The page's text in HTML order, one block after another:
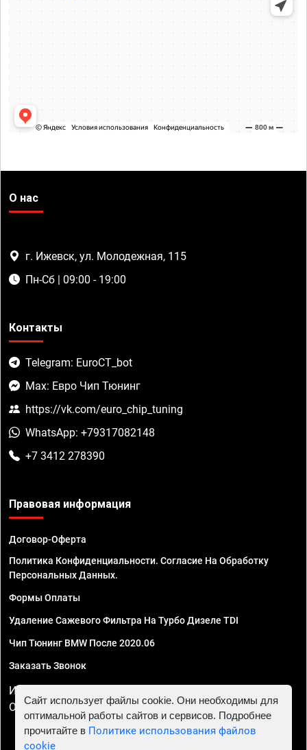
О нас
г. Ижевск, ул. Молодежная, 115
Пн-Сб | 09:00 - 19:00
Контакты
Telegram: EuroCT_bot
Max: Евро Чип Тюнинг
https://vk.com/euro_chip_tuning
WhatsApp: +79317082148
+7 3412 278390
Правовая информация
Договор-Оферта
Политика Конфиденциальности. Согласие На Обработку
Персональных Данных.
Формы Оплаты
Удаление Сажевого Фильтра На Турбо Дизеле TDI
Чип Тюнинг BMW После 2020.06
Заказать Звонок
ИП Смирнов Георгий Павлович. ИНН 781302555843,
ОГРНИП 324470400032610
Сайт использует файлы cookie. Они необходимы для
оптимальной работы сайтов и сервисов. Подробнее
прочитайте в Политике использования файлов
cookie